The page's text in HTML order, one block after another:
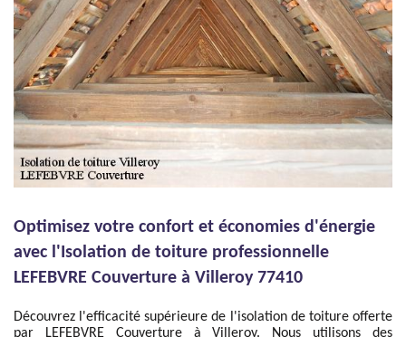
Optimisez votre confort et économies d'énergie
avec l'Isolation de toiture professionnelle
LEFEBVRE Couverture à Villeroy 77410
Découvrez l'efficacité supérieure de l'isolation de toiture offerte
par LEFEBVRE Couverture à Villeroy. Nous utilisons des